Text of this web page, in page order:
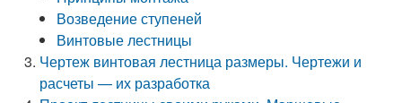
Возведение ступеней
Винтовые лестницы
Чертеж винтовая лестница размеры. Чертежи и
расчеты — их разработка